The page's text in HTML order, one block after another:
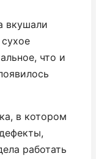
вкушали
что и
в котором
работать